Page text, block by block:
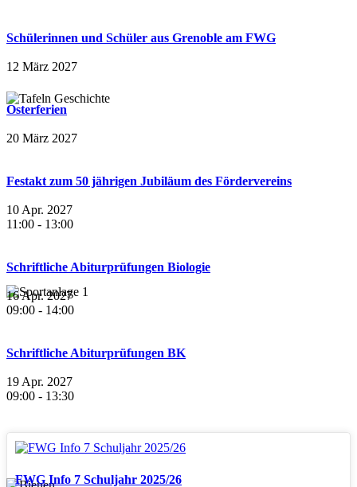
Schülerinnen und Schüler aus Grenoble am FWG
12 März 2027
Osterferien
20 März 2027
Festakt zum 50 jährigen Jubiläum des Fördervereins
10 Apr. 2027
11:00 - 13:00
Schriftliche Abiturprüfungen Biologie
16 Apr. 2027
09:00 - 14:00
Schriftliche Abiturprüfungen BK
19 Apr. 2027
09:00 - 13:30
FWG Info 7 Schuljahr 2025/26